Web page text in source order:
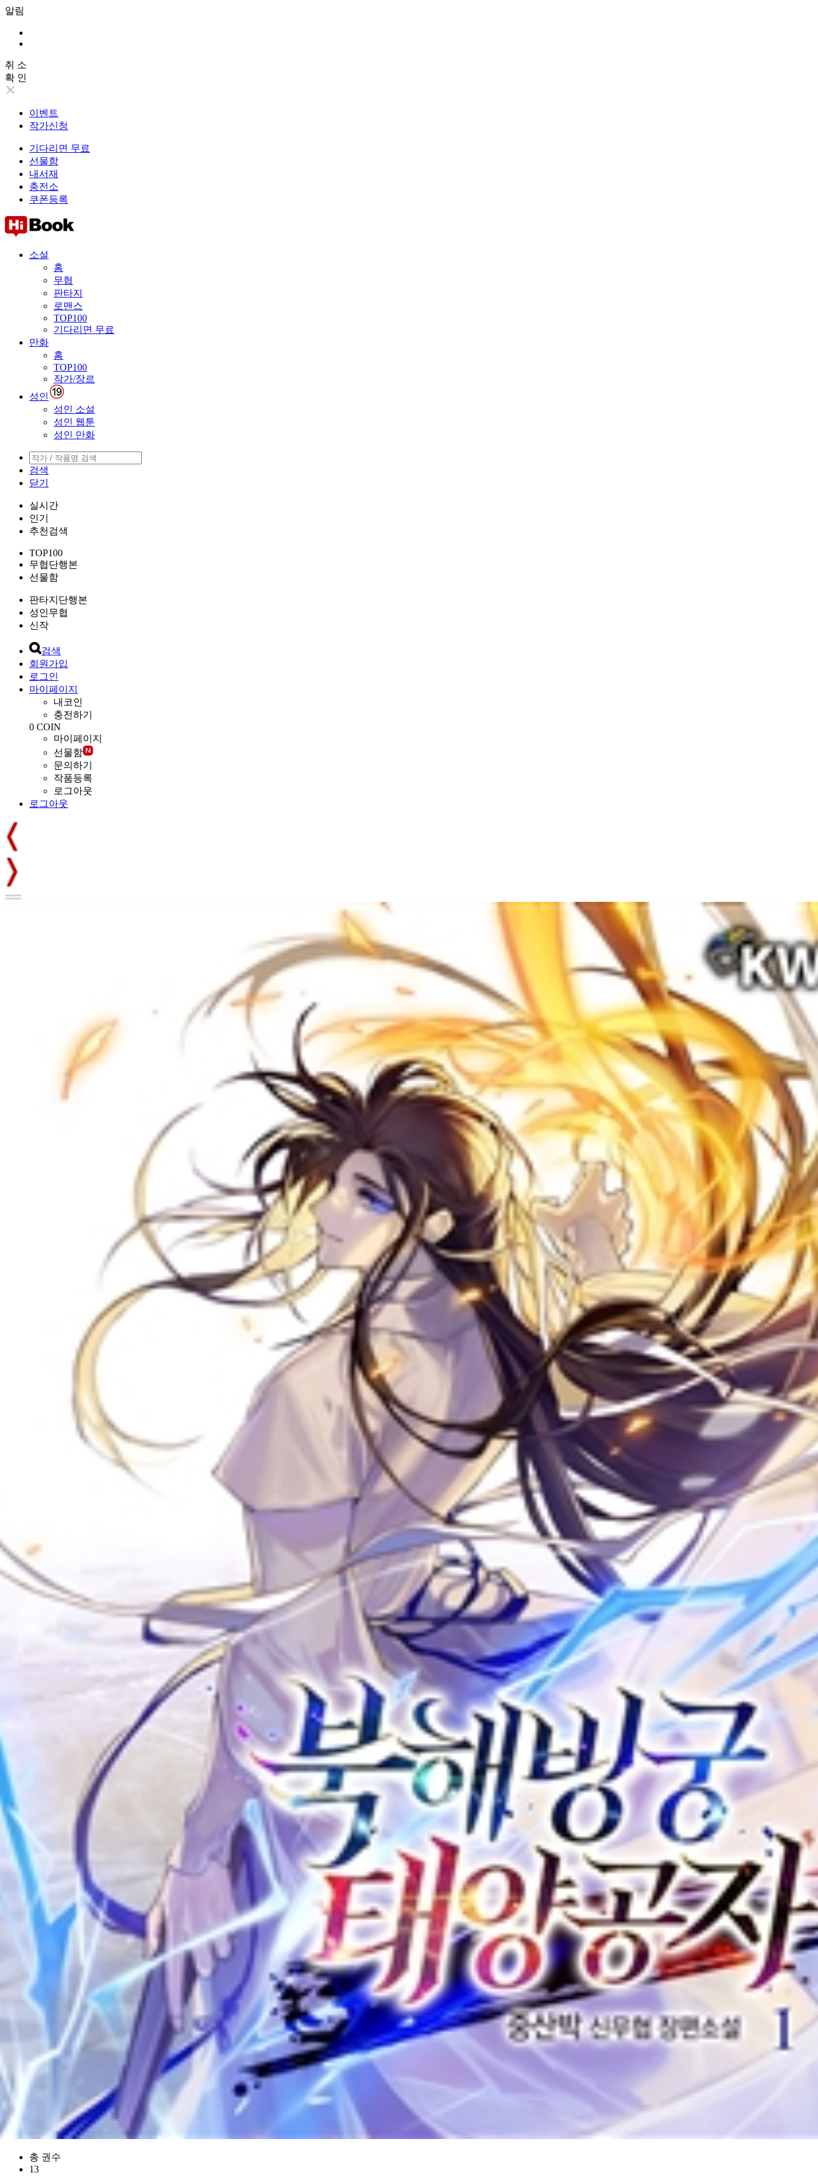
알림
취 소
확 인
이벤트
작가신청
기다리면 무료
선물함
내서재
충전소
쿠폰등록
소설
홈
무협
판타지
로맨스
TOP100
기다리면 무료
만화
홈
TOP100
작가/장르
성인
성인 소설
성인 웹툰
성인 만화
검색
닫기
실시간
인기
추천검색
TOP100
무협단행본
선물함
판타지단행본
성인무협
신작
검색
회원가입
로그인
마이페이지
내코인
충전하기
0 COIN
마이페이지
선물함
문의하기
작품등록
로그아웃
로그아웃
총 권수
13